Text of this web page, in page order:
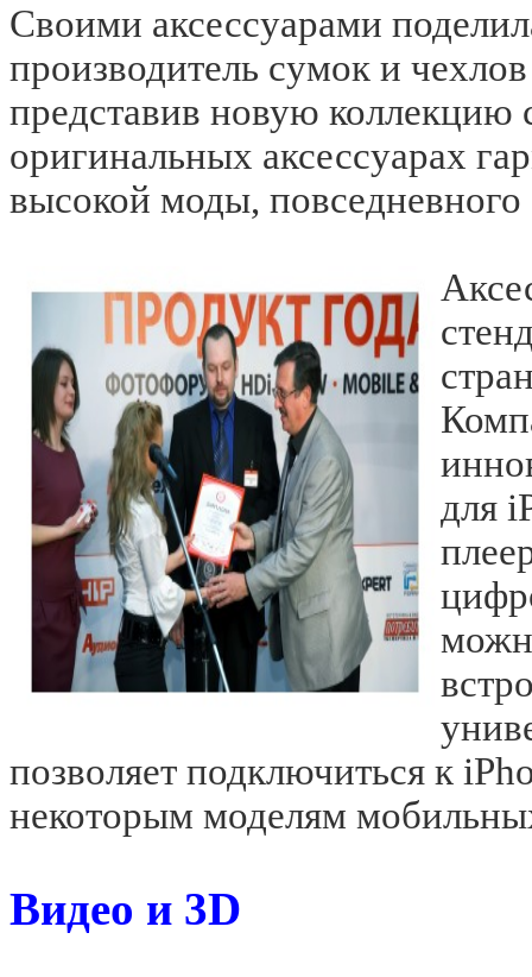
Своими аксессуарами
производитель сумок и
представив новую коллекцию
оригинальных аксессуарах
высокой моды,
для i
позволяет подключиться к i
некоторым моделям
Видео и 3D